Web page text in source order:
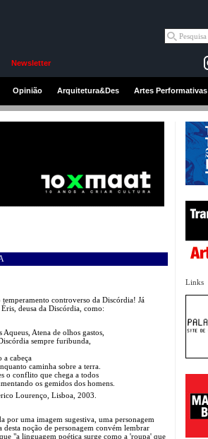
Newsletter
Opinião Arquitetura&Des Artes Performativas
Links
temperamento controverso da Discórdia! Já
deusa da Discórdia, como:
Atena de olhos gastos,
sempre furibunda,
a cabeça
caminha sobre a terra.
o conflito que chega a todos
os gemidos dos homens.
Lourenço, Lisboa, 2003.
por uma imagem sugestiva, uma personagem
desta noção de personagem convém lembrar
"a linguagem poética surge como a 'roupa' que